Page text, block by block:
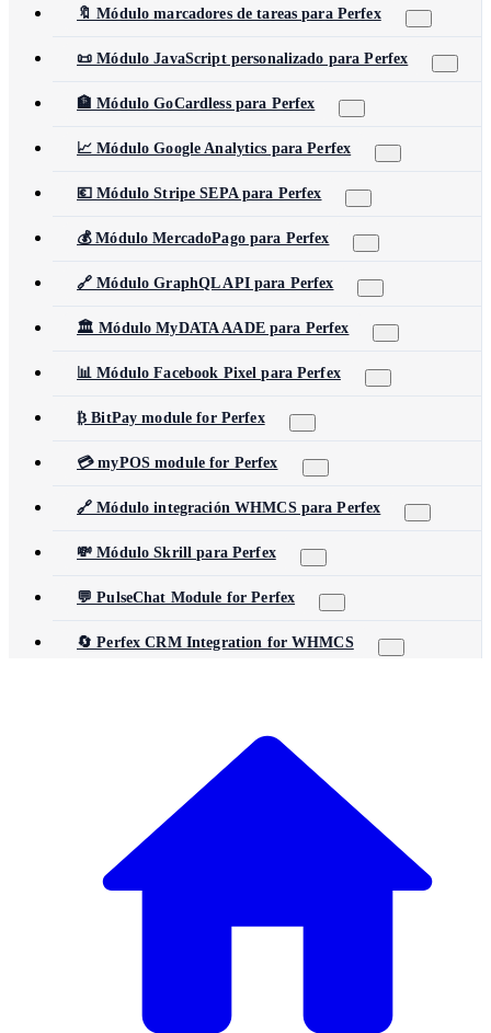
🔖 Módulo marcadores de tareas para Perfex
📜 Módulo JavaScript personalizado para Perfex
🏦 Módulo GoCardless para Perfex
📈 Módulo Google Analytics para Perfex
💶 Módulo Stripe SEPA para Perfex
💰 Módulo MercadoPago para Perfex
🔗 Módulo GraphQL API para Perfex
🏛️ Módulo MyDATA AADE para Perfex
📊 Módulo Facebook Pixel para Perfex
₿ BitPay module for Perfex
💳 myPOS module for Perfex
🔗 Módulo integración WHMCS para Perfex
💸 Módulo Skrill para Perfex
💬 PulseChat Module for Perfex
🔄 Perfex CRM Integration for WHMCS